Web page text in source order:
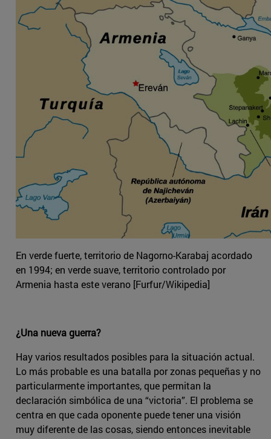
En verde fuerte, territorio de Nagorno-Karabaj acordado
en 1994; en verde suave, territorio controlado por
Armenia hasta este verano [Furfur/Wikipedia]
¿Una nueva guerra?
Hay varios resultados posibles para la situación actual.
Lo más probable es una batalla por zonas pequeñas y no
particularmente importantes, que permitan la
declaración simbólica de una “victoria”. El problema se
centra en que cada oponente puede tener una visión
muy diferente de las cosas, siendo entonces inevitable